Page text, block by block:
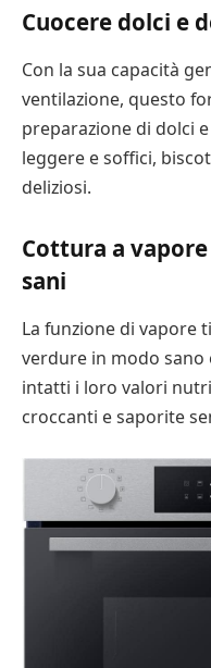
Cuocere dolci e
Con la sua capacità
ventilazione, questo
preparazione di dolci
leggere e soffici,
deliziosi.
Cottura a
sani
La funzione di vapore
verdure in modo
intatti i loro valori
croccanti e saporite